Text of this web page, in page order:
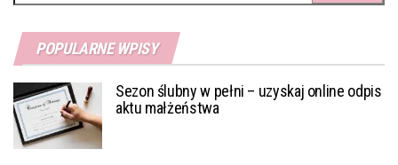
POPULARNE WPISY
Sezon ślubny w pełni – uzyskaj online odpis
aktu małżeństwa